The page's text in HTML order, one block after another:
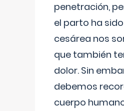
penetración,
el parto ha
cesárea nos
que también
dolor. Sin
debemos
cuerpo